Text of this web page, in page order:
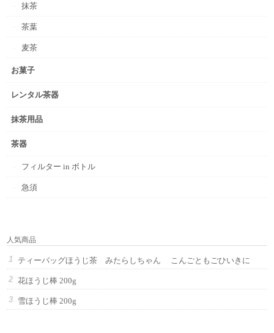
抹茶
茶葉
麦茶
お菓子
レンタル茶器
抹茶用品
茶器
フィルター in ボトル
急須
人気商品
ティーバッグほうじ茶 みたらしちゃん こんごともごひいきに
花ほうじ棒 200g
雪ほうじ棒 200g